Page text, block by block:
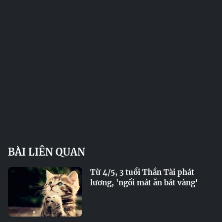
BÀI LIÊN QUAN
Từ 4/5, 3 tuổi Thần Tài phát
lương, 'ngồi mát ăn bát vàng'